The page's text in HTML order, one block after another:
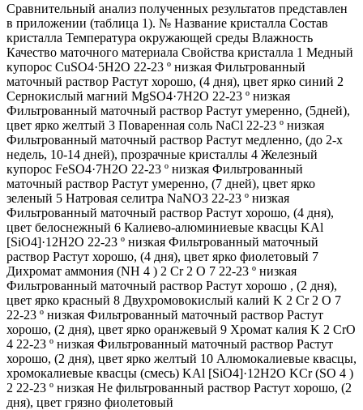
Сравнительный анализ полученных результатов представлен
в приложении (таблица 1). № Название кристалла Состав
кристалла Температура окружающей среды Влажность
Качество маточного материала Свойства кристалла 1 Медный
купорос CuSO4·5H2O 22-23 º низкая Фильтрованный
маточный раствор Растут хорошо, (4 дня), цвет ярко синий 2
Сернокислый магний MgSO4·7H2O 22-23 º низкая
Фильтрованный маточный раствор Растут умеренно, (5дней),
цвет ярко желтый 3 Поваренная соль NaCl 22-23 º низкая
Фильтрованный маточный раствор Растут медленно, (до 2-х
недель, 10-14 дней), прозрачные кристаллы 4 Железный
купорос FeSO4·7H2O 22-23 º низкая Фильтрованный
маточный раствор Растут умеренно, (7 дней), цвет ярко
зеленый 5 Натровая селитра NaNO3 22-23 º низкая
Фильтрованный маточный раствор Растут хорошо, (4 дня),
цвет белоснежный 6 Калиево-алюминиевые квасцы KAl
[SiO4]·12H2O 22-23 º низкая Фильтрованный маточный
раствор Растут хорошо, (4 дня), цвет ярко фиолетовый 7
Дихромат аммония (NH 4 ) 2 Cr 2 O 7 22-23 º низкая
Фильтрованный маточный раствор Растут хорошо , (2 дня),
цвет ярко красный 8 Двухромовокислый калий K 2 Cr 2 O 7
22-23 º низкая Фильтрованный маточный раствор Растут
хорошо, (2 дня), цвет ярко оранжевый 9 Хромат калия K 2 CrO
4 22-23 º низкая Фильтрованный маточный раствор Растут
хорошо, (2 дня), цвет ярко желтый 10 Алюмокалиевые квасцы,
хромокалиевые квасцы (смесь) KAl [SiO4]·12H2O KCr (SO 4 )
2 22-23 º низкая Не фильтрованный раствор Растут хорошо, (2
дня), цвет грязно фиолетовый